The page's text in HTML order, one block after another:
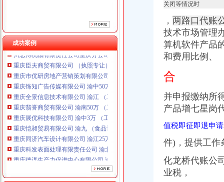
成功案例
重庆臣夫商贸有限公司 （执照专让）
重庆市优研房地产营销策划有限公司
重庆饰知广告传媒有限公司 渝中50万 （工商注册）
重庆全景信息技术有限公司 渝江 （工商注册）
重庆翡誉商贸有限公司 渝南50万 （工商注册）
重庆展优科技有限公司 渝中3万 （工商注册）
重庆恺昶贸易有限公司 渝九 （食品许可证）
重庆同济汽车设计有限公司 渝江25万 （工商注册）
重庆科发表面处理有限责任公司 渝北800万 （进出口权）
重庆德谋生产力促进中心有限公司 渝大10万 （工商注册）
川思博机械有限责任公司重庆分公司 渝江 （工商注册）
重庆臣夫商贸有限公司 （执照专让）
重庆市优研房地产营销策划有限公司
关闭等情况时
， 两路口代账
技术市场管理
算机软件产品
和费用比例
合
并申报缴纳所
产品增七星岗
值税即征即退申
件)，提供工作
化龙桥代账公
业税，